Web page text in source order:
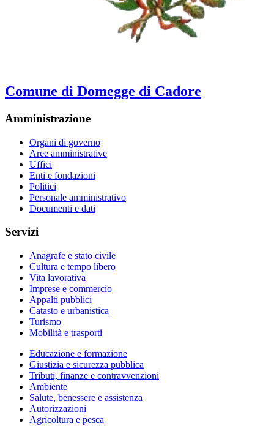
Comune di Domegge di Cadore
Amministrazione
Organi di governo
Aree amministrative
Uffici
Enti e fondazioni
Politici
Personale amministrativo
Documenti e dati
Servizi
Anagrafe e stato civile
Cultura e tempo libero
Vita lavorativa
Imprese e commercio
Appalti pubblici
Catasto e urbanistica
Turismo
Mobilità e trasporti
Educazione e formazione
Giustizia e sicurezza pubblica
Tributi, finanze e contravvenzioni
Ambiente
Salute, benessere e assistenza
Autorizzazioni
Agricoltura e pesca